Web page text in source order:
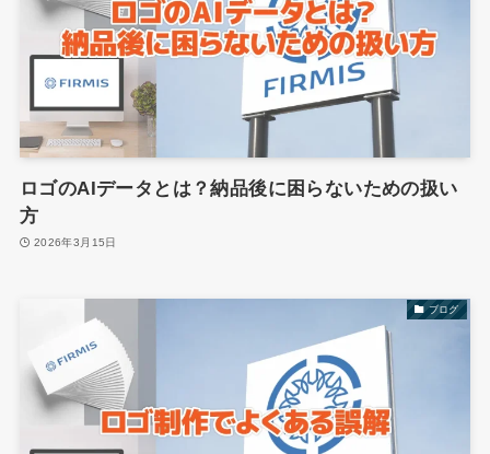
ロゴのAIデータとは？納品後に困らないための扱い
方
2026年3月15日
ブログ